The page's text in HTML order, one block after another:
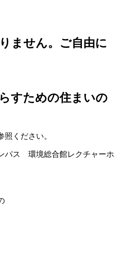
ません。ご自由に
すための住まいの
ください。
パス 環境総合館レクチャーホ